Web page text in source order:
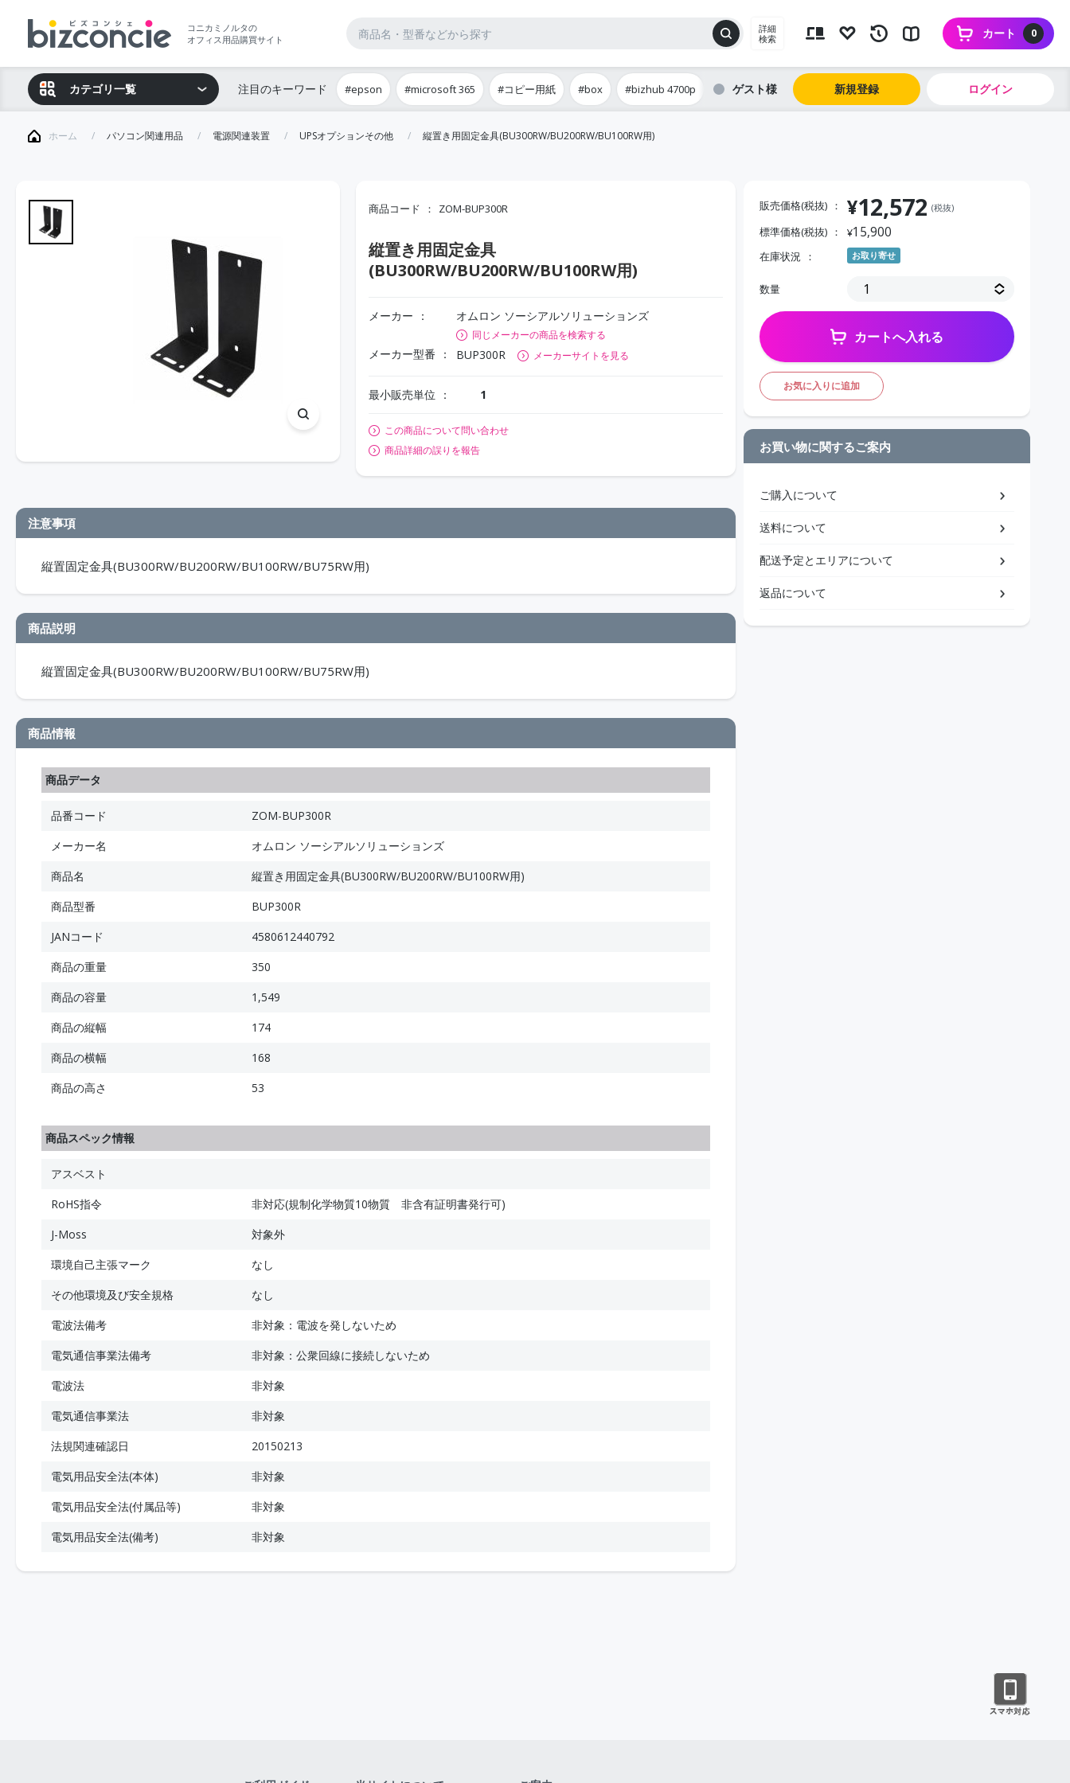
コニカミノルタの
オフィス用品購買サイト
詳細
検索
0
カート
カテゴリ一覧 注目のキーワード #epson #microsoft 365 #コピー用紙 #box #bizhub 4700p ゲスト 新規登録 ログイン
ホーム パソコン関連用品 電源関連装置 UPSオプションその他 縦置き用固定金具(BU300RW/BU200RW/BU100RW用)
商品コード ZOM-BUP300R
縦置き用固定金具
(BU300RW/BU200RW/BU100RW用)
メーカー オムロン ソーシアルソリューションズ
同じメーカーの商品を検索する
メーカー型番 BUP300R メーカーサイトを見る
最小販売単位 1
この商品について問い合わせ
商品詳細の誤りを報告
注意事項
縦置固定金具(BU300RW/BU200RW/BU100RW/BU75RW用)
商品説明
縦置固定金具(BU300RW/BU200RW/BU100RW/BU75RW用)
商品情報
商品データ
品番コード
ZOM-BUP300R
メーカー名
オムロン ソーシアルソリューションズ
商品名
縦置き用固定金具(BU300RW/BU200RW/BU100RW用)
商品型番
BUP300R
JANコード
4580612440792
商品の重量
350
商品の容量
1,549
商品の縦幅
174
商品の横幅
168
商品の高さ
53
商品スペック情報
アスベスト
RoHS指令
非対応(規制化学物質10物質 非含有証明書発行可)
J-Moss
対象外
環境自己主張マーク
なし
その他環境及び安全規格
なし
電波法備考
非対象：電波を発しないため
電気通信事業法備考
非対象：公衆回線に接続しないため
電波法
非対象
電気通信事業法
非対象
法規関連確認日
20150213
電気用品安全法(本体)
非対象
電気用品安全法(付属品等)
非対象
電気用品安全法(備考)
非対象
販売価格(税抜) ¥12,572 (税抜)
標準価格(税抜) ¥15,900
在庫状況 お取り寄せ
数量
カートへ入れる
お気に入りに追加
お買い物に関するご案内
ご購入について
送料について
配送予定とエリアについて
返品について